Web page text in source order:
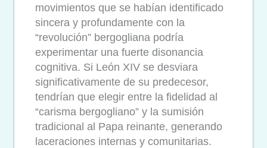
movimientos que se habían identificado
sincera y profundamente con la
“revolución” bergogliana podría
experimentar una fuerte disonancia
cognitiva. Si León XIV se desviara
significativamente de su predecesor,
tendrían que elegir entre la fidelidad al
“carisma bergogliano” y la sumisión
tradicional al Papa reinante, generando
laceraciones internas y comunitarias.